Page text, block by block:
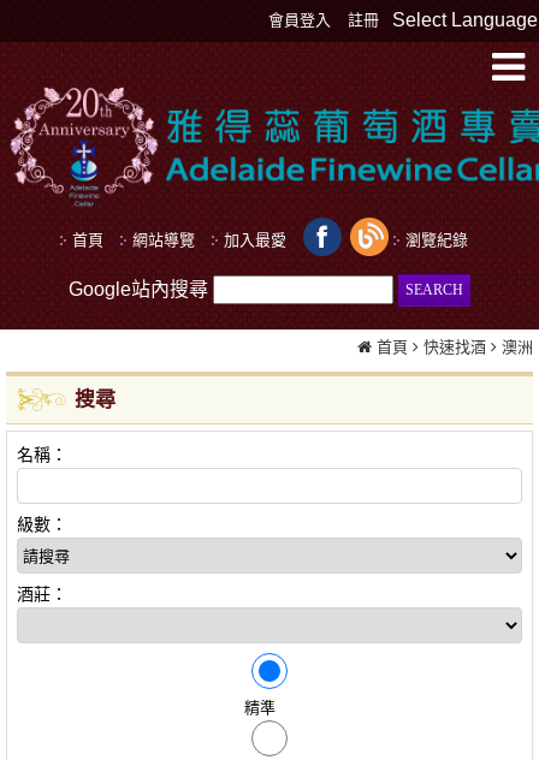
Select Language
會員登入 註冊
首頁 網站導覽 加入最愛 瀏覽紀錄
Google站內搜尋
首頁 快速找酒 澳洲
搜尋
名稱：
級數：
酒莊：
精準